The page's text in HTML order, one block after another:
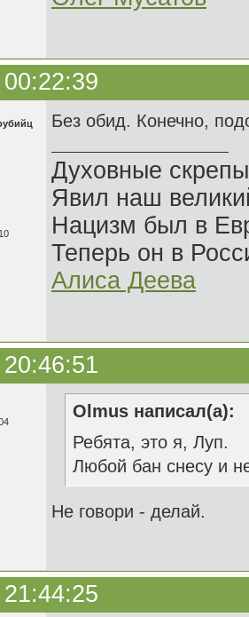
Без обид. Конечно,
Духовные
Явил наш
Нацизм был в
Теперь он в
Алиса Деева
Olmus написал(а):
Ребята, это я, Луп.
Любой бан снесу и
Не говори - делай.